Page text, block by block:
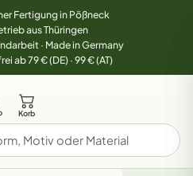
Fertigung in Pößneck
aus Thüringen
· Made in Germany
ab 79 € (DE) · 99 € (AT)
Korb